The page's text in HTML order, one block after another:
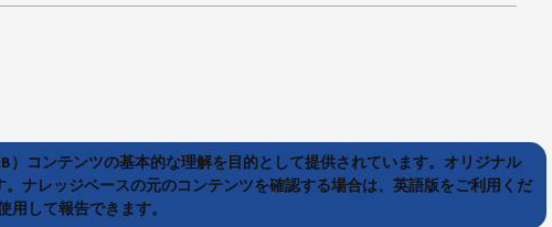
コンテンツの基本的な理解を目的として提供されています。オリジナル
ナレッジベースの元のコンテンツを確認する場合は、英語版をご利用くだ
して報告できます。